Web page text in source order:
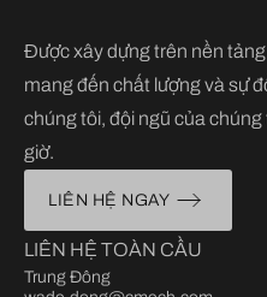
Được xây dựng trên nền
mang đến chất lượng và sự
chúng tôi, đội ngũ của
giờ.
LIÊN HỆ NGAY
LIÊN HỆ TOÀN CẦU
Trung Đông